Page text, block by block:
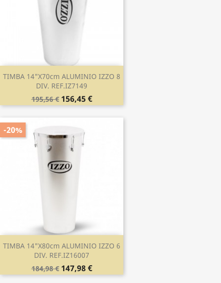
TIMBA 14"x70cm ALUMINIO IZZO 8
DIV. REF.IZ7149
195,56 € 156,45 €
TIMBA 14"x80cm ALUMINIO IZZO 6
DIV. REF.IZ16007
184,98 € 147,98 €
-20%